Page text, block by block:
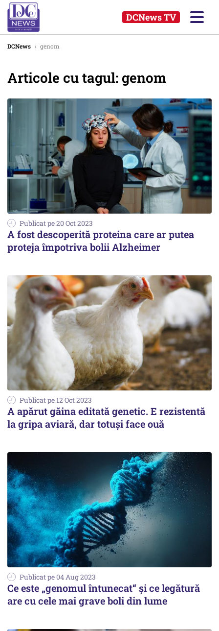
DCNews TV
DCNews › genom
Articole cu tagul: genom
Publicat pe 20 Oct 2023
A fost descoperită proteina care ar putea
proteja împotriva bolii Alzheimer
Publicat pe 12 Oct 2023
A apărut găina editată genetic. E rezistentă
la gripa aviară, dar totuși face ouă
Publicat pe 04 Aug 2023
Ce este „genomul întunecat“ şi ce legătură
are cu cele mai grave boli din lume